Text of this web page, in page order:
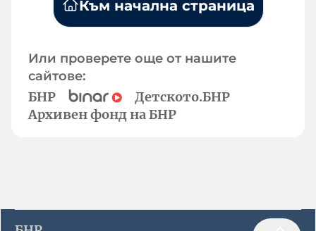
Към начална страница
Или проверете още от нашите
сайтове:
БНР
Детското.БНР
Архивен фонд на БНР